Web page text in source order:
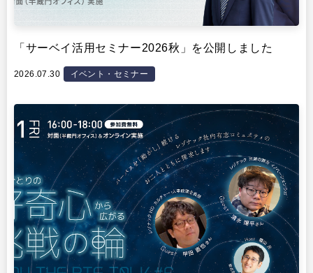
「サーベイ活用セミナー2026秋」を公開しました
2026.07.30 イベント・セミナー